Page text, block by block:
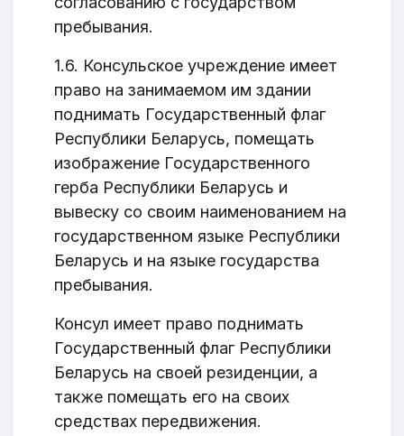
пребывания.
1.6. Консульское учреждение имеет
право на занимаемом им здании
поднимать Государственный флаг
Республики Беларусь, помещать
изображение Государственного
герба Республики Беларусь и
вывеску со своим наименованием на
государственном языке Республики
Беларусь и на языке государства
пребывания.
Консул имеет право поднимать
Государственный флаг Республики
Беларусь на своей резиденции, а
также помещать его на своих
средствах передвижения.